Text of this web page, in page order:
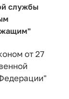
службы
от 27